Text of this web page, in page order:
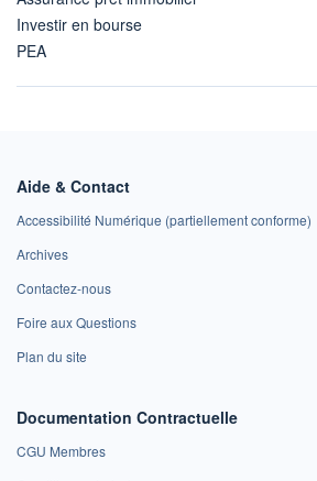
Investir en bourse
PEA
Aide & Contact
Accessibilité Numérique (partiellement conforme)
Archives
Contactez-nous
Foire aux Questions
Plan du site
Documentation Contractuelle
CGU Membres